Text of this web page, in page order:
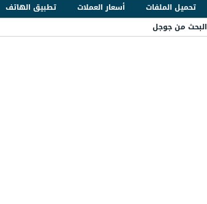
تحميل الملفات أسعار العملات تطبيق الهاتف
البحث من جوجل